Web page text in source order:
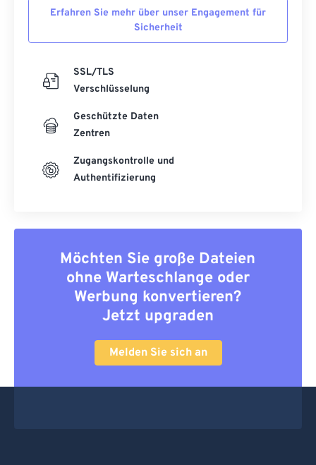
Erfahren Sie mehr über unser Engagement für
Sicherheit
SSL/TLS
Verschlüsselung
Geschützte Daten
Zentren
Zugangskontrolle und
Authentifizierung
Möchten Sie große Dateien
ohne Warteschlange oder
Werbung konvertieren?
Jetzt upgraden
Melden Sie sich an